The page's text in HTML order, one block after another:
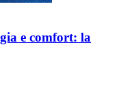
e comfort: la